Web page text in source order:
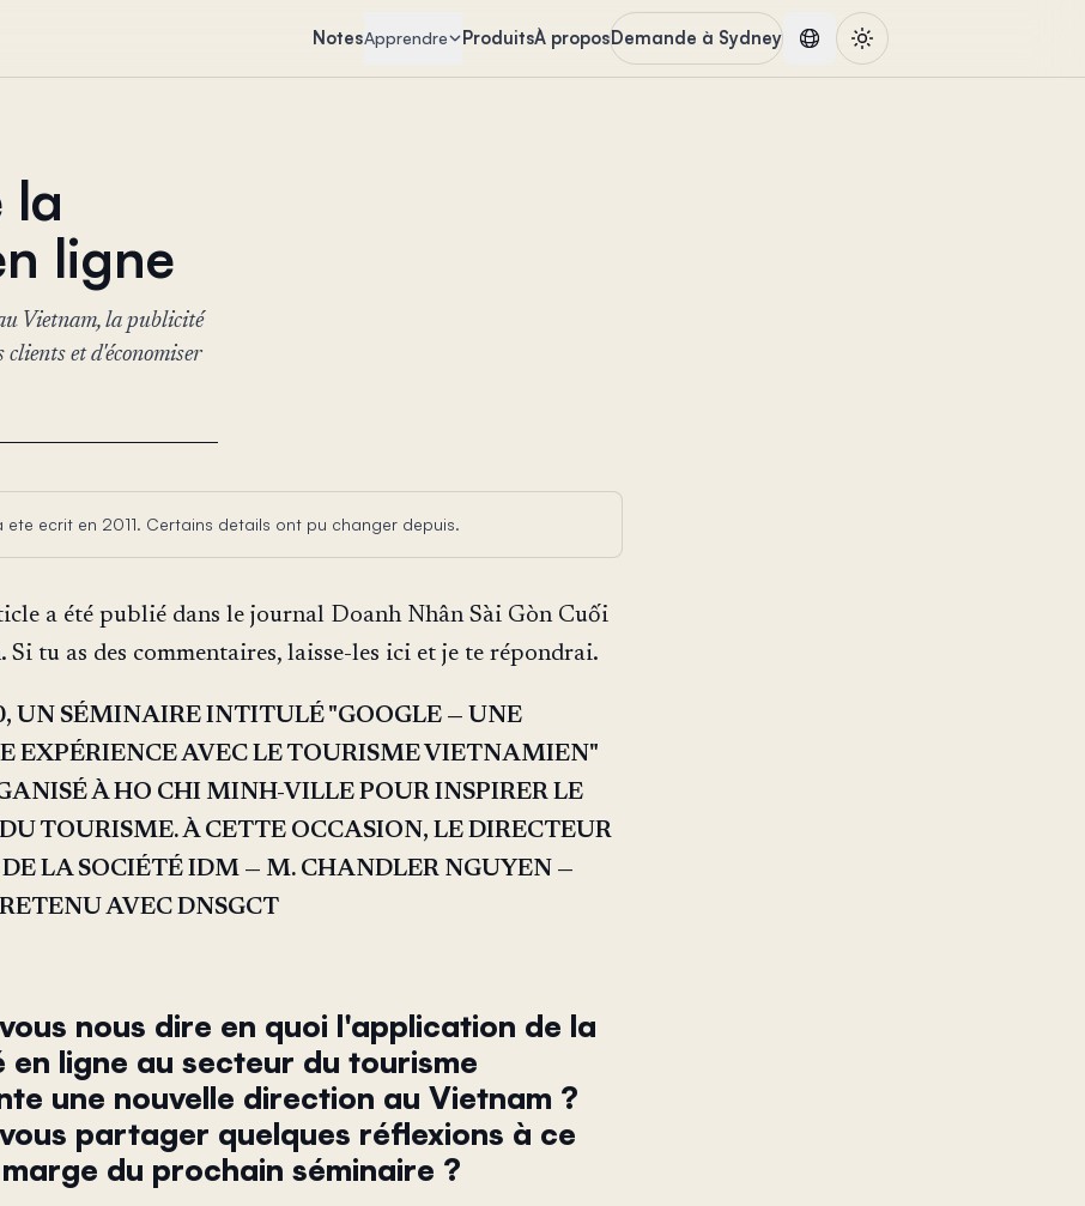
NotesApprendre ProduitsÀ proposDemande à Sydney
la
ligne
Vietnam, la publicité
et d'économiser
ete ecrit en 2011. Certains details ont pu changer depuis.
a été publié dans le journal Doanh Nhân Sài Gòn Cuối
Si tu as des commentaires, laisse-les ici et je te répondrai.
UN SÉMINAIRE INTITULÉ "GOOGLE — UNE
EXPÉRIENCE AVEC LE TOURISME VIETNAMIEN"
À HO CHI MINH-VILLE POUR INSPIRER LE
TOURISME. À CETTE OCCASION, LE DIRECTEUR
LA SOCIÉTÉ IDM — M. CHANDLER NGUYEN —
AVEC DNSGCT
nous dire en quoi l'application de la
en ligne au secteur du tourisme
une nouvelle direction au Vietnam ?
partager quelques réflexions à ce
du prochain séminaire ?